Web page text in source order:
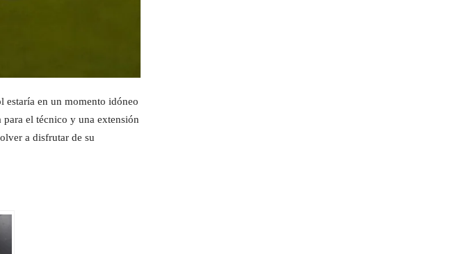
estaría en un momento idóneo
para el técnico y una extensión
a disfrutar de su